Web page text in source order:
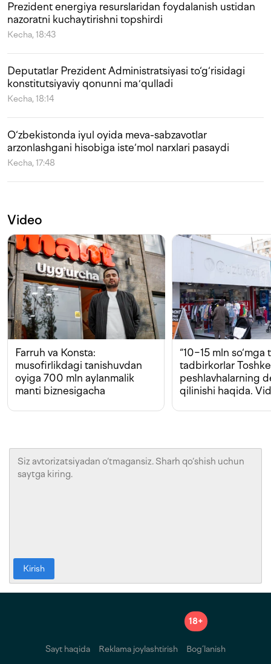
Prezident energiya resurslaridan foydalanish ustidan
nazoratni kuchaytirishni topshirdi
Kecha, 18:43
Deputatlar Prezident Administratsiyasi to‘g‘risidagi
konstitutsiyaviy qonunni maʼqulladi
Kecha, 18:14
O‘zbekistonda iyul oyida meva-sabzavotlar
arzonlashgani hisobiga iste‘mol narxlari pasaydi
Kecha, 17:48
Video
Farruh va Konsta:
musofirlikdagi tanishuvdan
oyiga 700 mln aylanmalik
manti biznesigacha
“10−15 mln so‘mga
tadbirkorlar
peshlavhalarning
qilinishi haqida.
Kirish
18+
Sayt haqida Reklama joylashtirish Bog‘lanish